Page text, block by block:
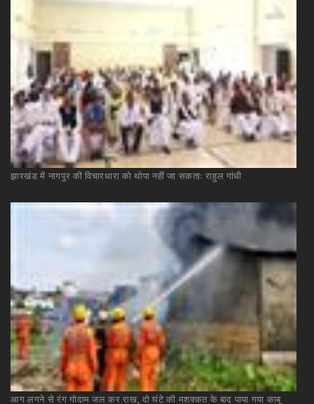
झारखंड में नागपुर की विचारधारा को थोपा नहीं जा सकताः राहुल गांधी
आग लगने से रंग गोदाम जल कर राख, दो घंटे की मशक्कत के बाद पाया गया काबू